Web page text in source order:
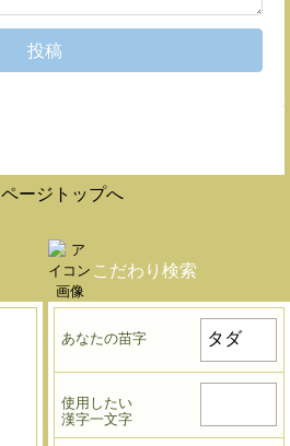
投稿
ページトップへ
こだわり検索
あなたの苗字
使用したい
漢字一文字